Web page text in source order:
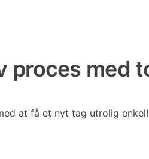
proces med
at få et nyt tag utrolig enkel!